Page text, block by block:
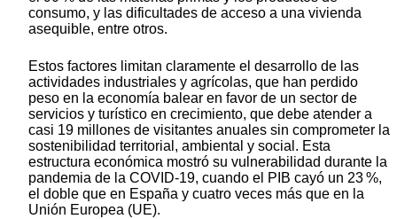
consumo, y las dificultades de acceso a una vivienda
asequible, entre otros.
Estos factores limitan claramente el desarrollo de las
actividades industriales y agrícolas, que han perdido
peso en la economía balear en favor de un sector de
servicios y turístico en crecimiento, que debe atender a
casi 19 millones de visitantes anuales sin comprometer la
sostenibilidad territorial, ambiental y social. Esta
estructura económica mostró su vulnerabilidad durante la
pandemia de la COVID-19, cuando el PIB cayó un 23 %,
el doble que en España y cuatro veces más que en la
Unión Europea (UE).